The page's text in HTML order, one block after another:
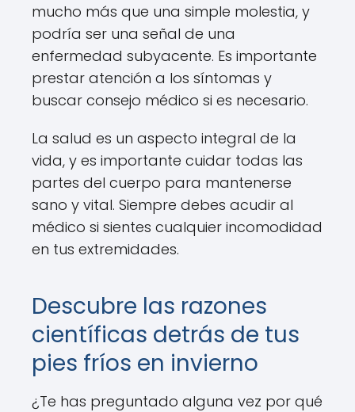
mucho más que una simple molestia, y
podría ser una señal de una
enfermedad subyacente. Es importante
prestar atención a los síntomas y
buscar consejo médico si es necesario.
La salud es un aspecto integral de la
vida, y es importante cuidar todas las
partes del cuerpo para mantenerse
sano y vital. Siempre debes acudir al
médico si sientes cualquier incomodidad
en tus extremidades.
Descubre las razones
científicas detrás de tus
pies fríos en invierno
¿Te has preguntado alguna vez por qué